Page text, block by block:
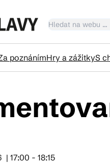
poznánímHry a zážitkyS
| 17:00 - 18:15